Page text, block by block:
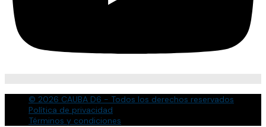
© 2026 CAUBA D6 - Todos los derechos reservados
Política de privacidad
Términos y condiciones